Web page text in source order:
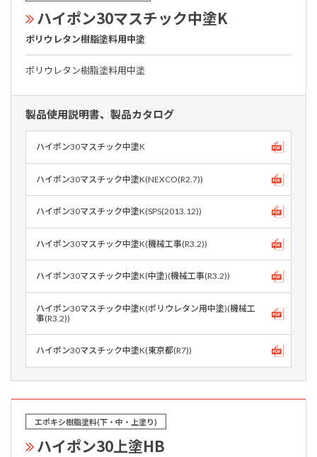
ハイポン30マスチック中塗K
ポリウレタン樹脂塗料用中塗
ポリウレタン樹脂塗料用中塗
製品使用説明書、製品カタログ
ハイポン30マスチック中塗K
ハイポン30マスチック中塗K(NEXCO(R2.7))
ハイポン30マスチック中塗K(SPS(2013.12))
ハイポン30マスチック中塗K(機械工事(R3.2))
ハイポン30マスチック中塗K(中塗)(機械工事(R3.2))
ハイポン30マスチック中塗K(ポリウレタン用中塗)(機械工
事(R3.2))
ハイポン30マスチック中塗K(東京都(R7))
エポキシ樹脂塗料(下・中・上塗り)
ハイポン30上塗HB